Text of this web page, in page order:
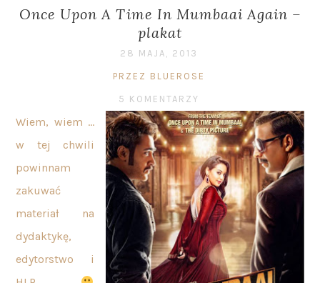
Once Upon A Time In Mumbaai Again –
plakat
28 MAJA, 2013
PRZEZ BLUEROSE
5 KOMENTARZY
Wiem, wiem …
w tej chwili
powinnam
zakuwać
materiał na
dydaktykę,
edytorstwo i